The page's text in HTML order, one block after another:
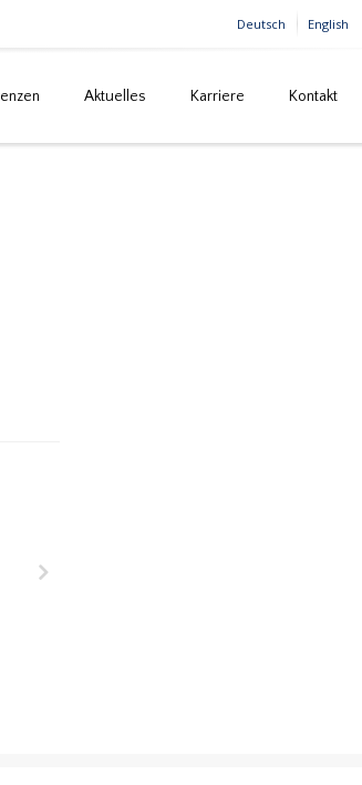
Deutsch English
Aktuelles Karriere Kontakt